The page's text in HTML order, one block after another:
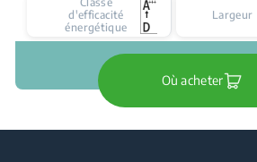
d'efficacité
énergétique
Largeur
Où acheter